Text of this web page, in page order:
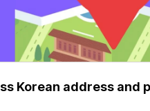
Korean address